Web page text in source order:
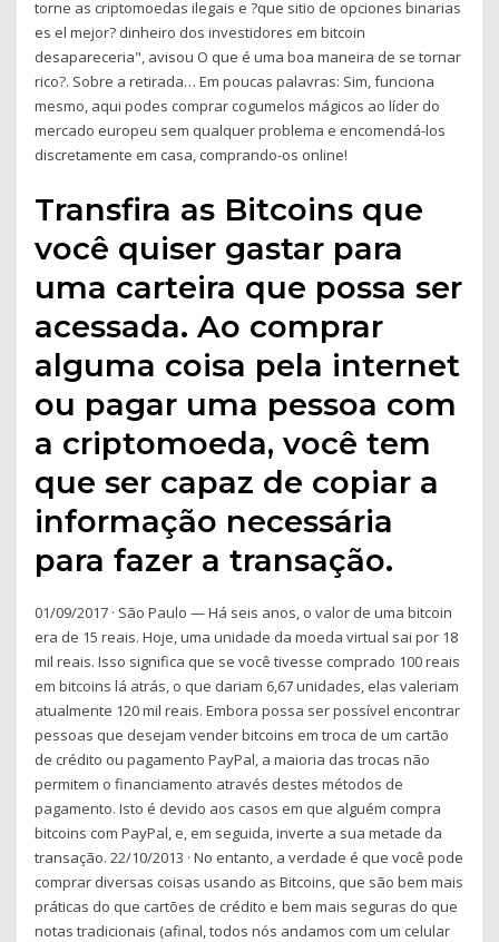
torne as criptomoedas ilegais e ?que sitio de opciones binarias
es el mejor? dinheiro dos investidores em bitcoin
desapareceria", avisou O que é uma boa maneira de se tornar
rico?. Sobre a retirada… Em poucas palavras: Sim, funciona
mesmo, aqui podes comprar cogumelos mágicos ao líder do
mercado europeu sem qualquer problema e encomendá-los
discretamente em casa, comprando-os online!
Transfira as Bitcoins que
você quiser gastar para
uma carteira que possa ser
acessada. Ao comprar
alguma coisa pela internet
ou pagar uma pessoa com
a criptomoeda, você tem
que ser capaz de copiar a
informação necessária
para fazer a transação.
01/09/2017 · São Paulo — Há seis anos, o valor de uma bitcoin
era de 15 reais. Hoje, uma unidade da moeda virtual sai por 18
mil reais. Isso significa que se você tivesse comprado 100 reais
em bitcoins lá atrás, o que dariam 6,67 unidades, elas valeriam
atualmente 120 mil reais. Embora possa ser possível encontrar
pessoas que desejam vender bitcoins em troca de um cartão
de crédito ou pagamento PayPal, a maioria das trocas não
permitem o financiamento através destes métodos de
pagamento. Isto é devido aos casos em que alguém compra
bitcoins com PayPal, e, em seguida, inverte a sua metade da
transação. 22/10/2013 · No entanto, a verdade é que você pode
comprar diversas coisas usando as Bitcoins, que são bem mais
práticas do que cartões de crédito e bem mais seguras do que
notas tradicionais (afinal, todos nós andamos com um celular